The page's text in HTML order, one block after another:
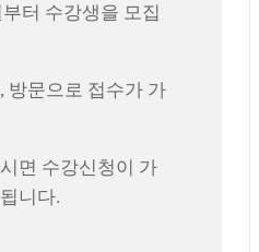
터 수강생을 모집
방문으로 접수가 가
면 수강신청이 가
니다.